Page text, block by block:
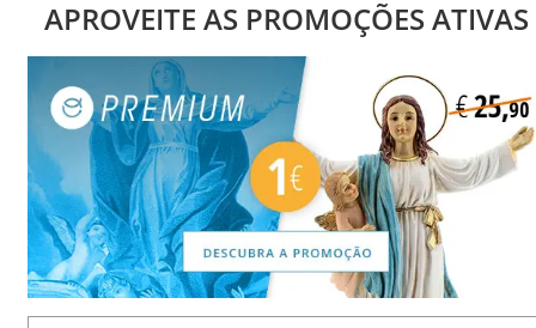
APROVEITE AS PROMOÇÕES ATIVAS